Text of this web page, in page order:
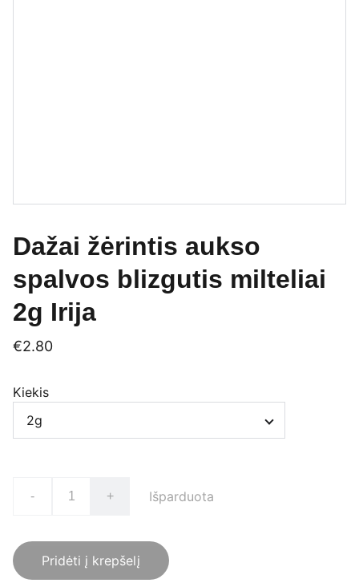
Dažai žėrintis aukso
spalvos blizgutis milteliai
2g Irija
€2.80
Kiekis
- + Išparduota
Pridėti į krepšelį